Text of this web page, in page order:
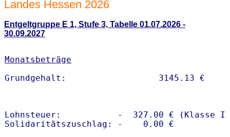
Landes Hessen 2026
Entgeltgruppe E 1, Stufe 3, Tabelle 01.07.2026 -
30.09.2027
Monatsbeträge
Lohnsteuer:           -  327.00 € (Klasse I)
Solidaritätszuschlag: -    0.00 €